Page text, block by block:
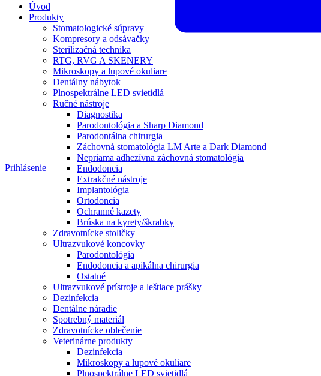
Prihlásenie
Úvod
Produkty
Stomatologické súpravy
Kompresory a odsávačky
Sterilizačná technika
RTG, RVG A SKENERY
Mikroskopy a lupové okuliare
Dentálny nábytok
Plnospektrálne LED svietidlá
Ručné nástroje
Diagnostika
Parodontológia a Sharp Diamond
Parodontálna chirurgia
Záchovná stomatológia LM Arte a Dark Diamond
Nepriama adhezívna záchovná stomatológia
Endodoncia
Extrakčné nástroje
Implantológia
Ortodoncia
Ochranné kazety
Brúska na kyrety/škrabky
Zdravotnícke stoličky
Ultrazvukové koncovky
Parodontológia
Endodoncia a apikálna chirurgia
Ostatné
Ultrazvukové prístroje a leštiace prášky
Dezinfekcia
Dentálne náradie
Spotrebný materiál
Zdravotnícke oblečenie
Veterinárne produkty
Dezinfekcia
Mikroskopy a lupové okuliare
Plnospektrálne LED svietidlá